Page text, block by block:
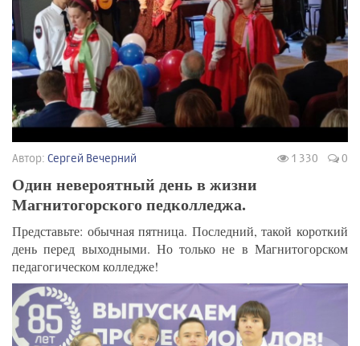
Автор: Сергей Вечерний 1 330 0
Один невероятный день в жизни
Магнитогорского педколледжа.
Представьте: обычная пятница. Последний, такой короткий
день перед выходными. Но только не в Магнитогорском
педагогическом колледже!